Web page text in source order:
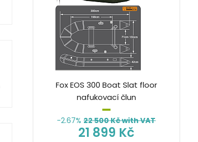
Fox EOS 300 Boat Slat floor
nafukovací člun
-2.67% 22 500Kč with VAT
21 899 Kč